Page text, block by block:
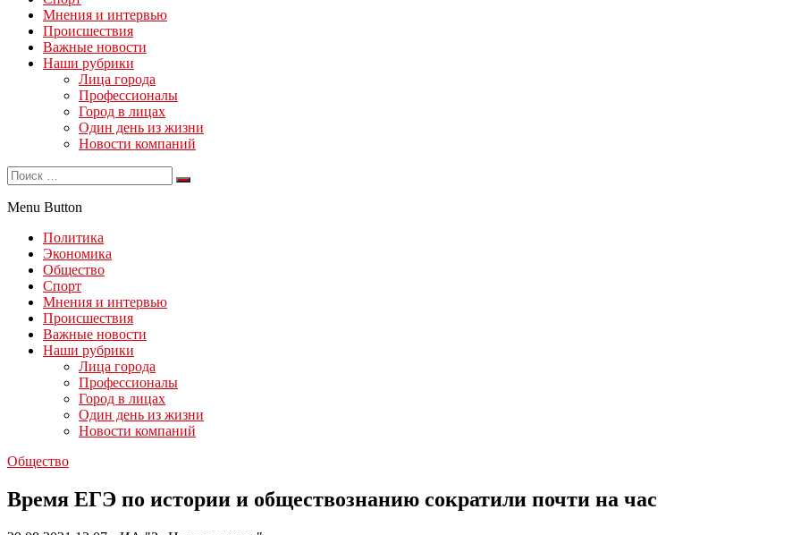
Мнения и интервью
Происшествия
Важные новости
Наши рубрики
Лица города
Профессионалы
Город в лицах
Один день из жизни
Новости компаний
Menu Button
Политика
Экономика
Общество
Спорт
Мнения и интервью
Происшествия
Важные новости
Наши рубрики
Лица города
Профессионалы
Город в лицах
Один день из жизни
Новости компаний
Общество
Время ЕГЭ по истории и обществознанию сократили почти на час